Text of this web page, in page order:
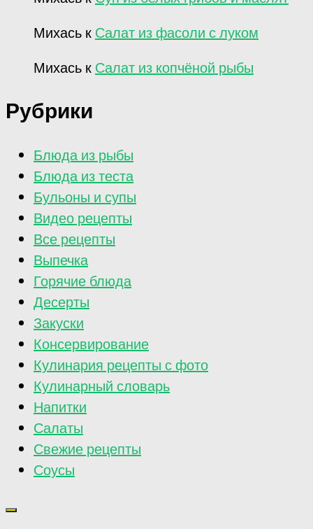
Михась к Салат из фасоли с луком
Михась к Салат из копчёной рыбы
Рубрики
Блюда из рыбы
Блюда из теста
Бульоны и супы
Видео рецепты
Все рецепты
Выпечка
Горячие блюда
Десерты
Закуски
Консервирование
Кулинария рецепты с фото
Кулинарный словарь
Напитки
Салаты
Свежие рецепты
Соусы